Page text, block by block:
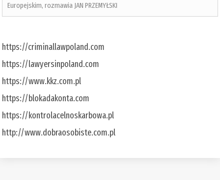
Europejskim, rozmawia JAN PRZEMYŁSKI
https://criminallawpoland.com
https://lawyersinpoland.com
https://www.kkz.com.pl
https://blokadakonta.com
https://kontrolacelnoskarbowa.pl
http://www.dobraosobiste.com.pl